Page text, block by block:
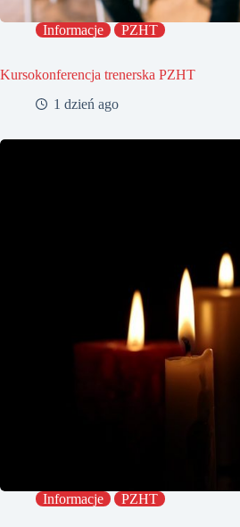
Informacje PZHT
Kursokonferencja trenerska PZHT
1 dzień ago
Informacje PZHT